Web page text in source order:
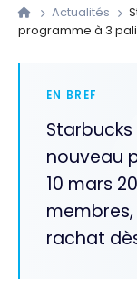
Actualités
programme à 3
EN BREF
nouveau
10 mars
rachat